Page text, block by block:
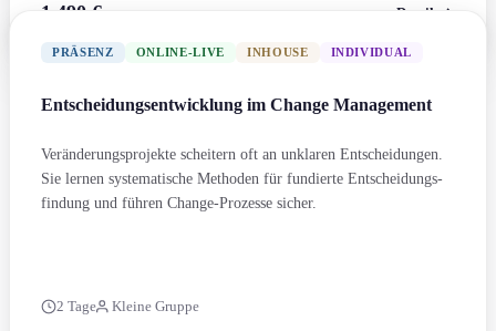
1.490 € Details
PRÄSENZ ONLINE-LIVE INHOUSE INDIVIDUAL
Entscheidungs­entwicklung im Change Management
Veränderungs­projekte scheitern oft an unklaren Entscheidung­en.
Sie lernen systematische Methoden für fundierte Entscheidungs­
findung und führen Change-Prozesse sicher.
2 Tage Kleine Gruppe